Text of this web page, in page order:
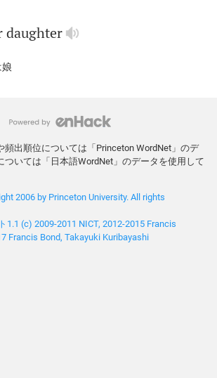
daughter
頻出順位については「Princeton WordNet」のデ
ついては「日本語WordNet」のデータを使用して
2006 by Princeton University. All rights
1.1 (c) 2009-2011 NICT, 2012-2015 Francis
Francis Bond, Takayuki Kuribayashi